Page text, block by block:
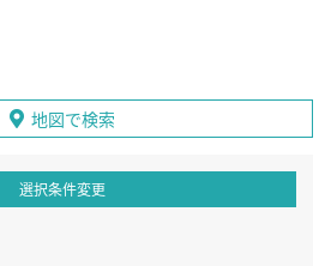
地図で検索
選択条件変更